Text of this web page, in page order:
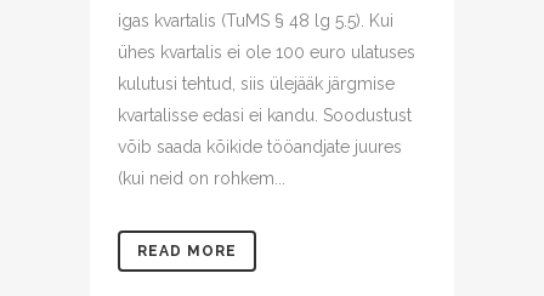
igas kvartalis (TuMS § 48 lg 5.5). Kui
ühes kvartalis ei ole 100 euro ulatuses
kulutusi tehtud, siis ülejääk järgmise
kvartalisse edasi ei kandu. Soodustust
võib saada kõikide tööandjate juures
(kui neid on rohkem...
READ MORE